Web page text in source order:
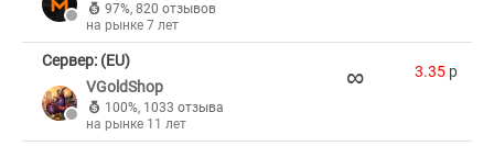
97%, 820 отзывов
на рынке 7 лет
Сервер: (EU)
VGoldShop
100%, 1033 отзыва
на рынке 11 лет
∞ 3.35 p